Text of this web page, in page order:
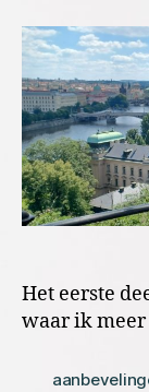
Het eerste
waar ik meer